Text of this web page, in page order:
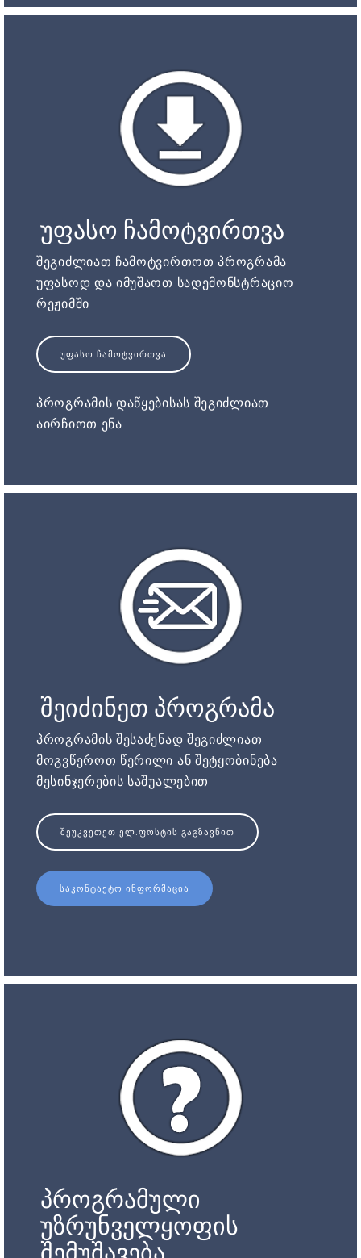
უფასო ჩამოტვირთვა
შეგიძლიათ ჩამოტვირთოთ პროგრამა
უფასოდ და იმუშაოთ სადემონსტრაციო
რეჟიმში
ᲣᲤᲐᲡᲝ ᲩᲐᲛᲝᲢᲕᲘᲠᲗᲕᲐ
პროგრამის დაწყებისას შეგიძლიათ
აირჩიოთ ენა.
შეიძინეთ პროგრამა
პროგრამის შესაძენად შეგიძლიათ
მოგვწეროთ წერილი ან შეტყობინება
მესინჯერების საშუალებით
ᲨᲔᲣᲙᲕᲔᲗᲔᲗ ᲔᲚ.ᲤᲝᲡᲢᲘᲡ ᲒᲐᲒᲖᲐᲕᲜᲘᲗ
ᲡᲐᲙᲝᲜᲢᲐᲥᲢᲝ ᲘᲜᲤᲝᲠᲛᲐᲪᲘᲐ
პროგრამული
უზრუნველყოფის